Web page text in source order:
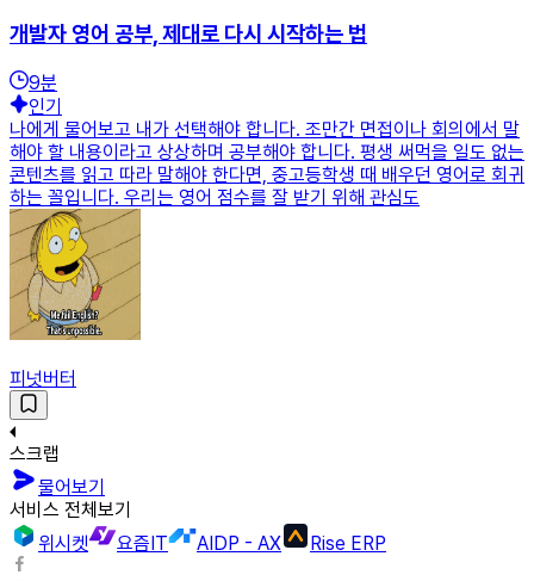
개발자 영어 공부, 제대로 다시 시작하는 법
9분
인기
나에게 물어보고 내가 선택해야 합니다. 조만간 면접이나 회의에서 말
해야 할 내용이라고 상상하며 공부해야 합니다. 평생 써먹을 일도 없는
콘텐츠를 읽고 따라 말해야 한다면, 중고등학생 때 배우던 영어로 회귀
하는 꼴입니다. 우리는 영어 점수를 잘 받기 위해 관심도
피넛버터
스크랩
물어보기
서비스 전체보기
위시켓
요즘IT AIDP - AX Rise ERP